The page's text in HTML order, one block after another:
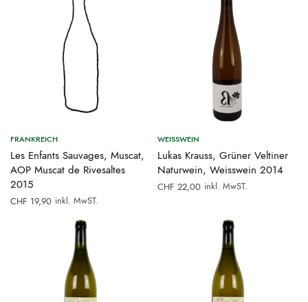
FRANKREICH
Les Enfants Sauvages, Muscat,
AOP Muscat de Rivesaltes
2015
CHF 19,90 inkl. MwST.
WEISSWEIN
Lukas Krauss, Grüner Veltiner
Naturwein, Weisswein 2014
CHF 22,00 inkl. MwST.